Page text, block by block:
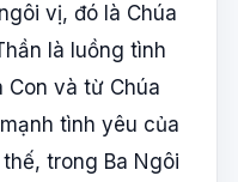
vị, đó là Chúa
là luồng tình
Con và từ Chúa
tình yêu của
trong Ba Ngôi